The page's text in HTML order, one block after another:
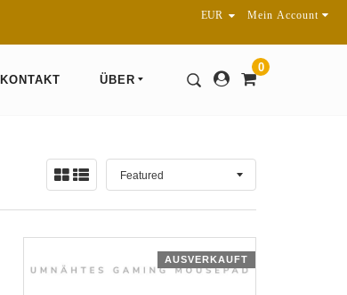
Mein Account
0
KONTAKT ÜBER
Ansicht:
AUSVERKAUFT